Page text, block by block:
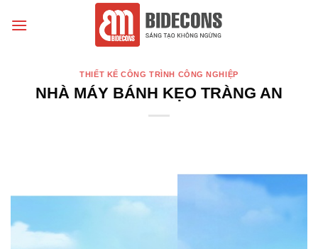
đến
THIẾT KẾ CÔNG TRÌNH CÔNG NGHIỆP
NHÀ MÁY BÁNH KẸO TRÀNG AN